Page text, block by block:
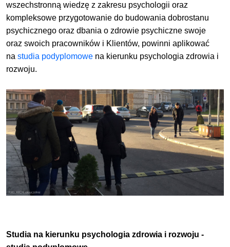
wszechstronną wiedzę z zakresu psychologii oraz
kompleksowe przygotowanie do budowania dobrostanu
psychicznego oraz dbania o zdrowie psychiczne swoje
oraz swoich pracowników i Klientów, powinni aplikować
nastudia podyplomowe na kierunku psychologia zdrowia i
rozwoju.
Studia na kierunku psychologia zdrowia i rozwoju -